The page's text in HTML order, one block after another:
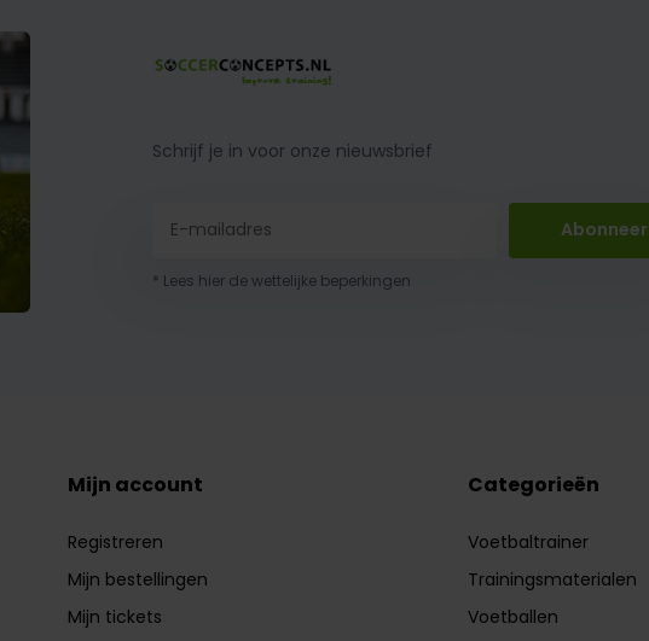
Schrijf je in voor onze nieuwsbrief
Abonneer
* Lees hier de wettelijke beperkingen
Mijn account
Registreren
Mijn bestellingen
Mijn tickets
Categorieën
Voetbaltrainer
Trainingsmaterialen
Voetballen